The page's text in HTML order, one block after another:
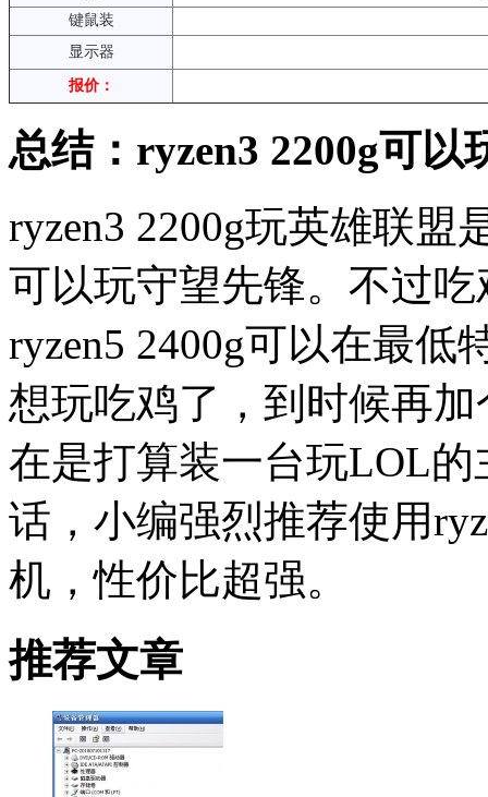
键鼠装
显示器
报价：
总结：ryzen3 2200g可以
ryzen3 2200g玩英雄联
可以玩守望先锋。不过
ryzen5 2400g可以在最
想玩吃鸡了，到时候再
在是打算装一台玩LOL
话，小编强烈推荐使用
机，性价比超强。
推荐文章